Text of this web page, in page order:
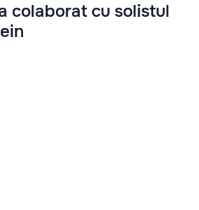
colaborat cu solistul